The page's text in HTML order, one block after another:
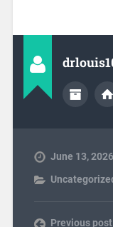
June 13, 2026
Previous post